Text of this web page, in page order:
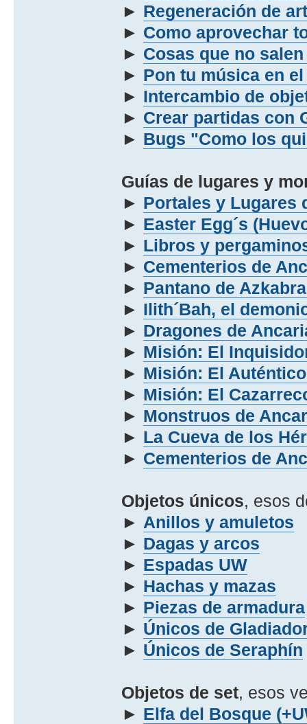
► Regeneración de
► Como aprovechar
► Cosas que no
► Pon tu música en
► Intercambio de
► Crear partidas con
► Bugs "Como los
Guías de lugares y
► Portales y Lugares
► Easter Egg´s
► Libros y
► Cementerios de
► Pantano de
► Ilith´Bah, el
► Dragones de
► Misión: El
► Misión: El
► Misión: El
► Monstruos de
► La Cueva de los
► Cementerios de
Objetos únicos, esos
► Anillos y amuletos
► Dagas y arcos
► Espadas UW
► Hachas y mazas
► Piezas de armadura
► Únicos de
► Únicos de Seraphín
Objetos de set, esos
► Elfa del Bosque